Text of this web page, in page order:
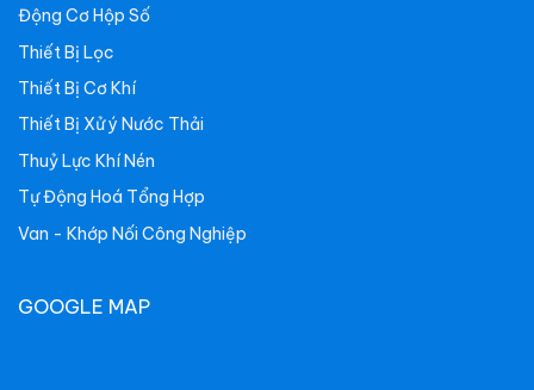
Động Cơ Hộp Số
Thiết Bị Lọc
Thiết Bị Cơ Khí
Thiết Bị Xử ý Nước Thải
Thuỷ Lực Khí Nén
Tự Động Hoá Tổng Hợp
Van - Khớp Nối Công Nghiệp
GOOGLE MAP